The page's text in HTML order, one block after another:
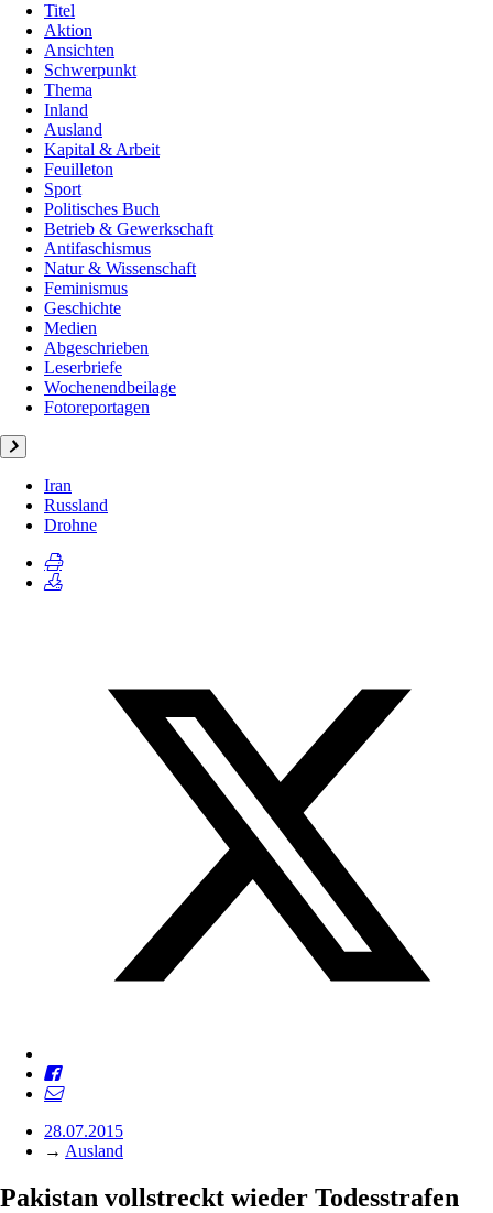
Titel
Aktion
Ansichten
Schwerpunkt
Thema
Inland
Ausland
Kapital & Arbeit
Feuilleton
Sport
Politisches Buch
Betrieb & Gewerkschaft
Antifaschismus
Natur & Wissenschaft
Feminismus
Geschichte
Medien
Abgeschrieben
Leserbriefe
Wochenendbeilage
Fotoreportagen
Iran
Russland
Drohne
28.07.2015
→ Ausland
Pakistan vollstreckt wieder Todesstrafen